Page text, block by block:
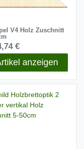
V4 Holz Zuschnitt
€
anzeigen